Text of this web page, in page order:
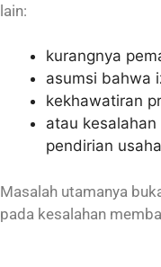
lain:
kurangnya
asumsi bahwa
kekhawatiran
atau
pendirian
Masalah utamanya
pada kesalahan